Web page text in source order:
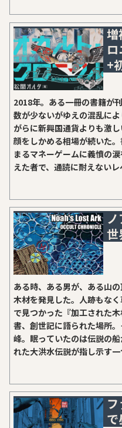
増
+
2018年。ある一冊の書籍が
数が少ないがゆえの混乱によ
がらに新興国通貨よりも激
顔をしかめる相場が続いた
まるマネーゲームに義憤の
えた者で、通読に耐えない
して利用されていたのです
者もいた。だが初版だけで
隈の荒廃に戦いを挑んだ読
てまったく無名の弱小サイト
い、わずか数年で絶版から
の原動力となった猜疑心と
たちのもどかしくも屈折した
て、さまざまな怪事件を調
跡を信じる力よ『増補新装
奇妙な出来事奇妙な人物』1
た！――と期待された諸兄には
ノ
世
ある時、ある男が、ある山
木材を発見した。人跡もな
で見つかった『加工された
書、創世記に語られた場所
峰。眠っていたのは伝説の
れた大洪水伝説が指し示す一
フ
で